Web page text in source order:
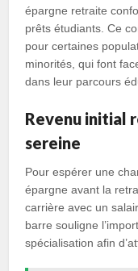
épargne retraite
prêts étudiants. Ce
pour certaines
minorités, qui font
dans leur parcours
Revenu initial
sereine
Pour espérer une
épargne avant la
carrière avec un
barre souligne
spécialisation afin